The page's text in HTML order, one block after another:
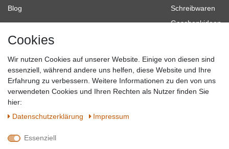
Blog
Schreibwaren
Geschenkideen
Topmarken
SICHER EINKAUFEN
QUALITÄT
WIR AKZEPTIEREN
Cookies
Wir nutzen Cookies auf unserer Website. Einige von diesen sind
essenziell, während andere uns helfen, diese Website und Ihre
Erfahrung zu verbessern. Weitere Informationen zu den von uns
verwendeten Cookies und Ihren Rechten als Nutzer finden Sie
hier:
Daten­schutz­erklärung
Impressum
Essenziell